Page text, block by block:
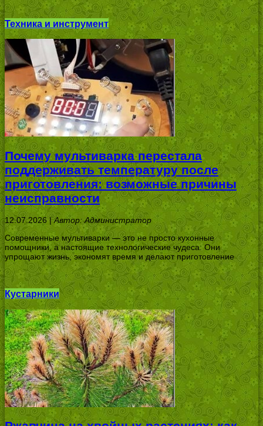
Техника и инструмент
Почему мультиварка перестала
поддерживать температуру после
приготовления: возможные причины
неисправности
12.07.2026 |Автор: Администратор
Современные мультиварки — это не просто кухонные
помощники, а настоящие технологические чудеса. Они
упрощают жизнь, экономят время и делают приготовление
Кустарники